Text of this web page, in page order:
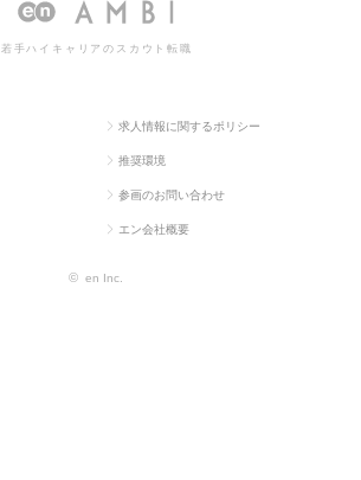
若手ハイキャリアのスカウト転職
求人情報に関するポリシー
推奨環境
参画のお問い合わせ
エン会社概要
© en Inc.